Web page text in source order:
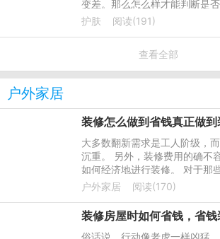
变差。那么怎么样才能判断是
护肤
阅读(191)
查看全部
户外家居
装修怎么做到省钱真正做
大多数翻新需求是工人阶级，
沉重。 另外，装修费用的确不
如何经济地进行装修。 对于那
济装饰中的人，建议使用以下
户外家居 阅读(170)
装修房屋时如何省钱，省
俗话说，行动像老虎一样凶猛